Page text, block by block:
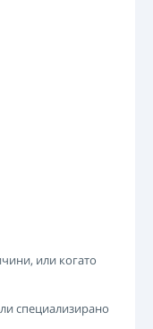
или когато
специализирано